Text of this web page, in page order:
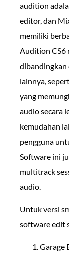
audition
editor, dan
memiliki
Audition CS6
dibandingkan
lainnya,
yang
audio secara
kemudahan
pengguna
Software ini
multitrack
audio.
Untuk versi
software edit
Garage